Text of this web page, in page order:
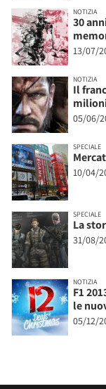
NOTIZIA
30
13/07/
NOTIZIA
Il
05/06/
SPECIALE
10/04/
SPECIALE
La
31/08/
NOTIZIA
F1
le
05/12/